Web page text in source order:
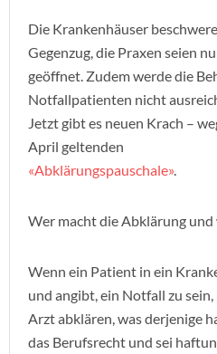
Die Krankenhäuser
Gegenzug, die Praxen seien
geöffnet. Zudem werde die
Notfallpatienten nicht
Jetzt gibt es neuen Krach –
April geltenden
«Abklärungspauschale».
Wer macht die Abklärung und
Wenn ein Patient in ein
und angibt, ein Notfall zu
Arzt abklären, was derjenige
das Berufsrecht und sei